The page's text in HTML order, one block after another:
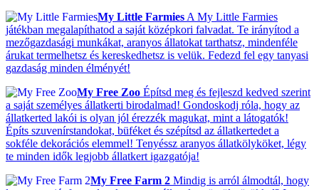
My Little Farmies A My Little Farmies
játékban megalapíthatod a saját középkori falvadat. Te irányítod a
mezőgazdasági munkákat, aranyos állatokat tarthatsz, mindenféle
árukat termelhetsz és kereskedhetsz is velük. Fedezd fel egy tanyasi
gazdaság minden élményét!
My Free Zoo Építsd meg és fejleszd kedved szerint
a saját személyes állatkerti birodalmad! Gondoskodj róla, hogy az
állatkerted lakói is olyan jól érezzék magukat, mint a látogatók!
Építs szuvenírstandokat, büféket és szépítsd az állatkertedet a
sokféle dekorációs elemmel! Tenyéssz aranyos állatkölyköket, légy
te minden idők legjobb állatkert igazgatója!
My Free Farm 2 Mindig is arról álmodtál, hogy